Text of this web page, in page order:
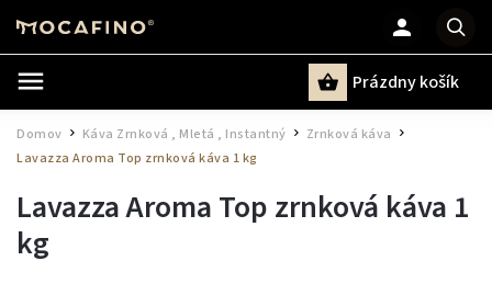
Prázdny košík
Domov Káva Zrnková , Mletá , Instantný Zrnková káva
Lavazza Aroma Top zrnková káva 1 kg
Lavazza Aroma Top zrnková káva 1
kg